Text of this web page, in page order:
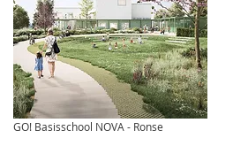
GO! Basisschool NOVA - Ronse